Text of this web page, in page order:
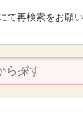
て再検索をお願い